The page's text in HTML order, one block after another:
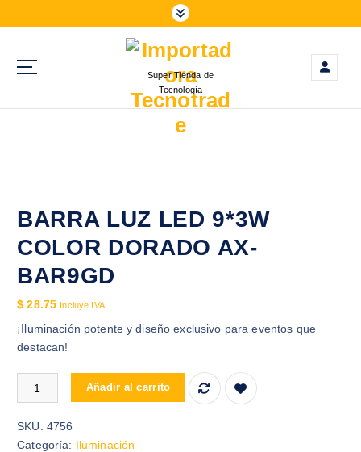
a
Super Tienda de
Tecnología
BARRA LUZ LED 9*3W
COLOR DORADO AX-
BAR9GD
$ 28.75 Incluye IVA
¡Iluminación potente y diseño exclusivo para eventos que
destacan!
BARRA LUZ LED 9*3W COLOR DORADO AX-BAR9GD cantidad
Añadir al carrito
SKU: 4756
Categoría: Iluminación